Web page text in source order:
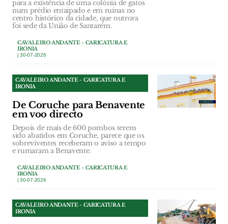
para a existência de uma colónia de gatos
num prédio entaipado e em ruínas no
centro histórico da cidade, que outrora
foi sede da União de Santarém.
CAVALEIRO ANDANTE - CARICATURA E
IRONIA
| 30-07-2026
CAVALEIRO ANDANTE - CARICATURA E
IRONIA
De Coruche para Benavente
em voo directo
Depois de mais de 600 pombos terem
sido abatidos em Coruche, parece que os
sobreviventes receberam o aviso a tempo
e rumaram a Benavente.
CAVALEIRO ANDANTE - CARICATURA E
IRONIA
| 30-07-2026
CAVALEIRO ANDANTE - CARICATURA E
IRONIA